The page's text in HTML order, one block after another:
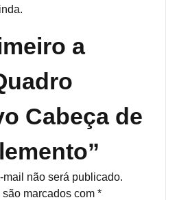
a
Cabeça de
não será publicado.
marcados com *